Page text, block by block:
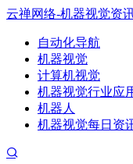
云禅网络-机器视觉资
自动化导航
机器视觉
计算机视觉
机器视觉行业应
机器人
机器视觉每日资